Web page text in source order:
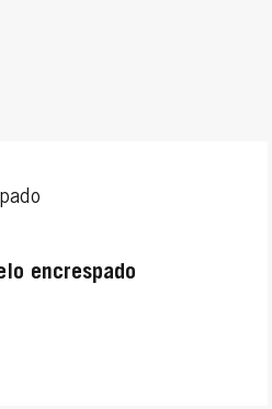
encrespado